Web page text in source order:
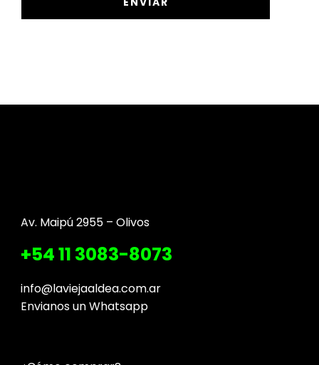
Av. Maipú 2955 – Olivos
+54 11 3083-8073
info@laviejaaldea.com.ar
Envianos un Whatsapp